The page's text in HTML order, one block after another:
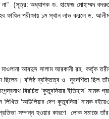
(সূত্র: অধ্যাপক ড. হাফেজ মোহাম্মদ
ফাযিল পরীক্ষায় ১ম স্থান লাভ করলে ড.
আবদুস সালাম আরকানী রহ. কর্তৃক
ছিলেন। বলিষ্ঠ ব্যক্তিত্ব ও দূরদর্শিতা ছিল
বিরচিত ‘কুতুবদিয়ার ইতিহাস’ নামক
‘আউলিয়ার দেশ কুতুবদিয়া’ নামক
প্রতিভা সম্পন্ন হওয়ার কারণে লোক সমাজে